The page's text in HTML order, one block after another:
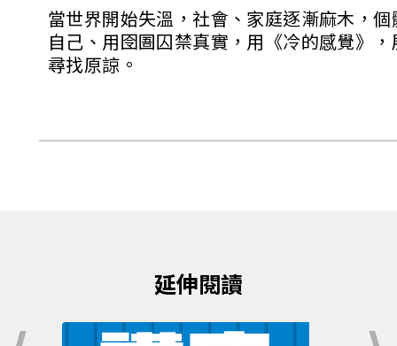
當世界開始失溫，社會、家庭逐漸麻木，
自己、用囹圄囚禁真實，用《冷的感覺》
尋找原諒。
延伸閱讀